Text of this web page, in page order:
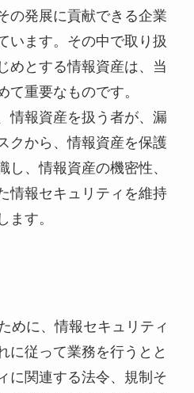
の発展に貢献できる企業
います。その中で取り扱
めとする情報資産は、当
て重要なものです。
情報資産を扱う者が、漏
クから、情報資産を保護
し、情報資産の機密性、
情報セキュリティを維持
ます。
めに、情報セキュリティ
に従って業務を行うとと
に関連する法令、規制そ